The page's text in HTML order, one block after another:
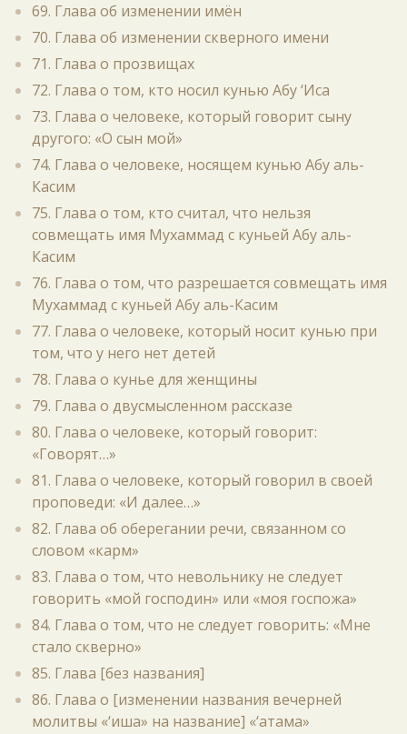
69. Глава об изменении имён
70. Глава об изменении скверного имени
71. Глава о прозвищах
72. Глава о том, кто носил кунью Абу ‘Иса
73. Глава о человеке, который говорит сыну
другого: «О сын мой»
74. Глава о человеке, носящем кунью Абу аль-
Касим
75. Глава о том, кто считал, что нельзя
совмещать имя Мухаммад с куньей Абу аль-
Касим
76. Глава о том, что разрешается совмещать имя
Мухаммад с куньей Абу аль-Касим
77. Глава о человеке, который носит кунью при
том, что у него нет детей
78. Глава о кунье для женщины
79. Глава о двусмысленном рассказе
80. Глава о человеке, который говорит:
«Говорят…»
81. Глава о человеке, который говорил в своей
проповеди: «И далее…»
82. Глава об оберегании речи, связанном со
словом «карм»
83. Глава о том, что невольнику не следует
говорить «мой господин» или «моя госпожа»
84. Глава о том, что не следует говорить: «Мне
стало скверно»
85. Глава [без названия]
86. Глава о [изменении названия вечерней
молитвы «‘иша» на название] «‘атама»